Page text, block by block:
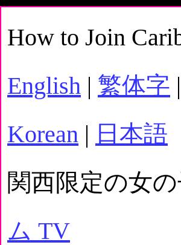
How to Join
English | 繁体字 |
Korean | 日本語
関西限定の女
ム TV